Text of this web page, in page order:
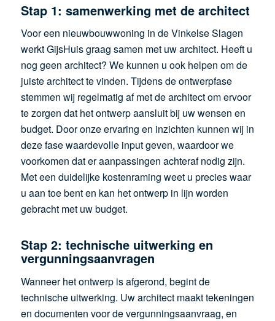
Stap 1: samenwerking met de architect
Voor een nieuwbouwwoning in de Vinkelse Slagen
werkt GijsHuis graag samen met uw architect. Heeft u
nog geen architect? We kunnen u ook helpen om de
juiste architect te vinden. Tijdens de ontwerpfase
stemmen wij regelmatig af met de architect om ervoor
te zorgen dat het ontwerp aansluit bij uw wensen en
budget. Door onze ervaring en inzichten kunnen wij in
deze fase waardevolle input geven, waardoor we
voorkomen dat er aanpassingen achteraf nodig zijn.
Met een duidelijke kostenraming weet u precies waar
u aan toe bent en kan het ontwerp in lijn worden
gebracht met uw budget.
Stap 2: technische uitwerking en
vergunningsaanvragen
Wanneer het ontwerp is afgerond, begint de
technische uitwerking. Uw architect maakt tekeningen
en documenten voor de vergunningsaanvraag, en